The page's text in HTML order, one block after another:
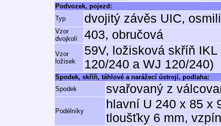
Podvozek, pojezd:
Typ
dvojitý závěs UIC,
Vzor
dvojkolí
403, obručová
Vzor
ložisek
59V, ložisková skříň
120/240 a WJ 120/240)
Spodek, skříň, táhlové a narážecí ústrojí, podlaha:
Spodek
svařovaný z
Podélníky
hlavní U 240 x 85 x
tloušťky 6 mm,